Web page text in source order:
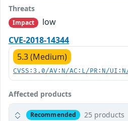
Threats
Impact
low
CVE-2018-14344
5.3 (Medium)
CVSS:3.0/AV:N/AC:L/PR:N/
Affected products
Recommended 25 products